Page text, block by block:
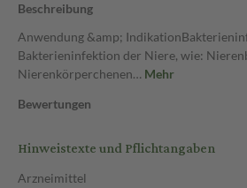
Beschreibung
Anwendung &amp;
Bakterieninfektion der Niere, wie:
Nierenkörperchenen… Mehr
Bewertungen
Hinweistexte und Pflichtangaben
Arzneimittel